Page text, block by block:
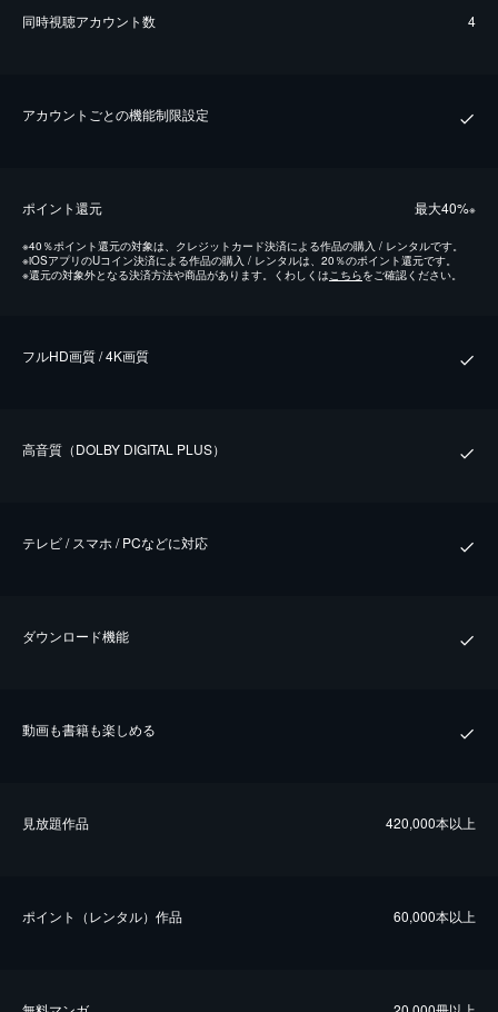
同時視聴アカウント数 4
アカウントごとの機能制限設定
ポイント還元 最⼤40%※
※40％ポイント還元の対象は、クレジットカード決済による作品の購入 / レンタルです。
※iOSアプリのUコイン決済による作品の購入 / レンタルは、20％のポイント還元です。
※還元の対象外となる決済方法や商品があります。くわしくは こちらをご確認ください。
フルHD画質 / 4K画質
⾼⾳質（DOLBY DIGITAL PLUS）
テレビ / スマホ / PCなどに対応
ダウンロード機能
動画も書籍も楽しめる
⾒放題作品 420,000本以上
ポイント（レンタル）作品 60,000本以上